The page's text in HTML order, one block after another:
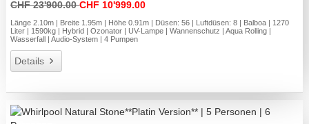
CHF 23'900.00CHF 10'999.00
Länge 2.10m | Breite 1.95m | Höhe 0.91m | Düsen: 56 | Luftdüsen: 8 | Balboa | 1270
Liter | 1590kg | Hybrid | Ozonator | UV-Lampe | Wannenschutz | Aqua Rolling |
Wasserfall | Audio-System | 4 Pumpen
Details